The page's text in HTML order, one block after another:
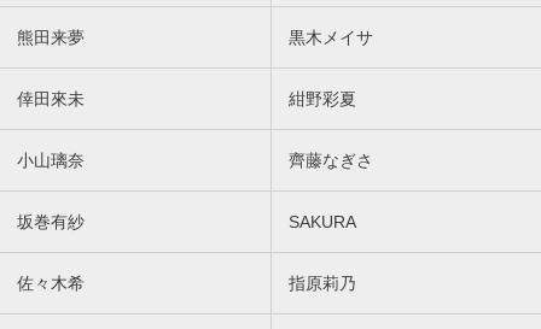
熊田来夢 黒木メイサ
倖田來未 紺野彩夏
小山璃奈 齊藤なぎさ
坂巻有紗 SAKURA
佐々木希 指原莉乃